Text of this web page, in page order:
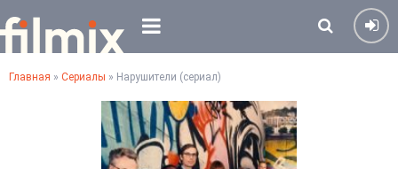
Главная » Сериалы » Нарушители (сериал)